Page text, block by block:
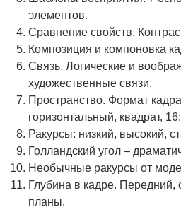
элементов.
Сравнение свойств.
Композиция и компоновка
Связь. Логические и
художественные связи.
Пространство. Формат
горизонтальный, квадрат,
Ракурсы: низкий, высокий,
Голландский угол –
Необычные ракурсы от
Глубина в кадре. Передний,
планы.